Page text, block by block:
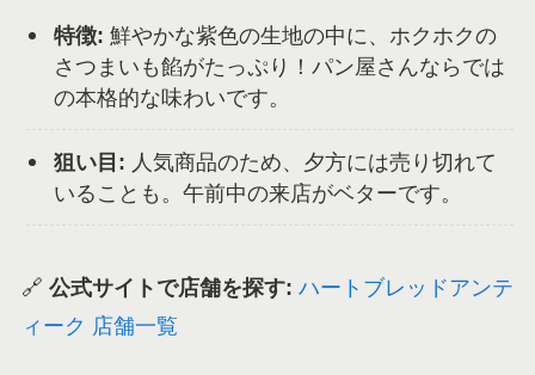
特徴: 鮮やかな紫色の生地の中に、ホクホクの
さつまいも餡がたっぷり！パン屋さんならでは
の本格的な味わいです。
狙い目: 人気商品のため、夕方には売り切れて
いることも。午前中の来店がベターです。
🔗 公式サイトで店舗を探す: ハートブレッドアンテ
ィーク 店舗一覧